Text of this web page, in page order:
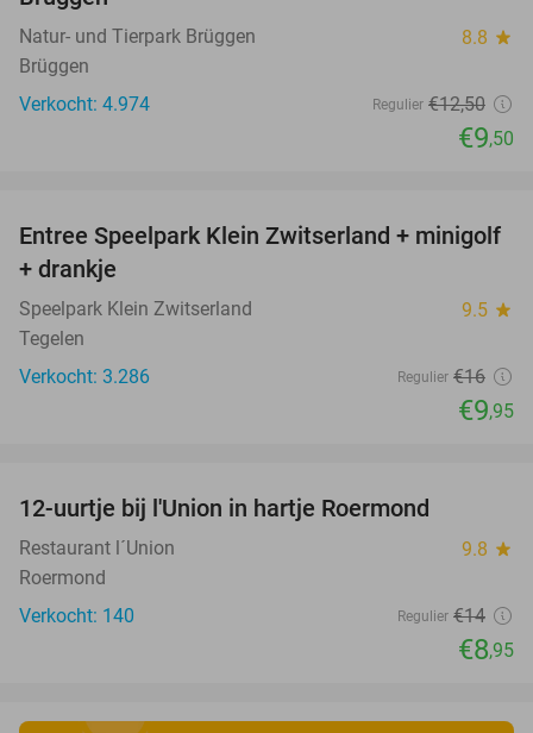
Natur- und Tierpark Brüggen 8.8 star
Brüggen
Verkocht: 4.974
Regulier €12,50
€9,50
38%
Entree Speelpark Klein Zwitserland + minigolf
+ drankje
Speelpark Klein Zwitserland 9.5 star
Tegelen
Verkocht: 3.286
Regulier €16
€9,95
12-uurtje bij l'Union in hartje Roermond
Restaurant l´Union 9.8 star
Roermond
Verkocht: 140
Regulier €14
€8,95